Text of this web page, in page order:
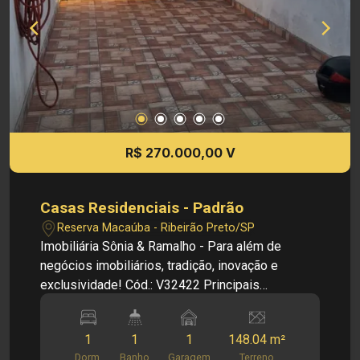
R$ 270.000,00 V
Casas Residenciais - Padrão
Reserva Macaúba - Ribeirão Preto/SP
Imobiliária Sônia & Ramalho - Para além de
negócios imobiliários, tradição, inovação e
exclusividade! Cód.: V32422 Principais
1 dormitórios - Cozinha - Área de serviço - 1
vagas de garagem Informações bônus: - Ponto
1
Dorm.
1
Banho
1
Garagem
148.04 m²
Terreno